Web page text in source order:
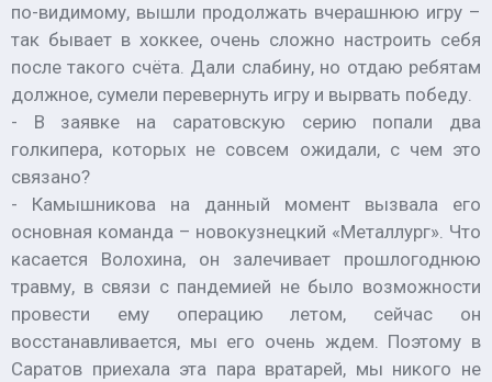
по-видимому, вышли продолжать вчерашнюю игру –
так бывает в хоккее, очень сложно настроить себя
после такого счёта. Дали слабину, но отдаю ребятам
должное, сумели перевернуть игру и вырвать победу.
- В заявке на саратовскую серию попали два
голкипера, которых не совсем ожидали, с чем это
связано?
- Камышникова на данный момент вызвала его
основная команда – новокузнецкий «Металлург». Что
касается Волохина, он залечивает прошлогоднюю
травму, в связи с пандемией не было возможности
провести ему операцию летом, сейчас он
восстанавливается, мы его очень ждем. Поэтому в
Саратов приехала эта пара вратарей, мы никого не